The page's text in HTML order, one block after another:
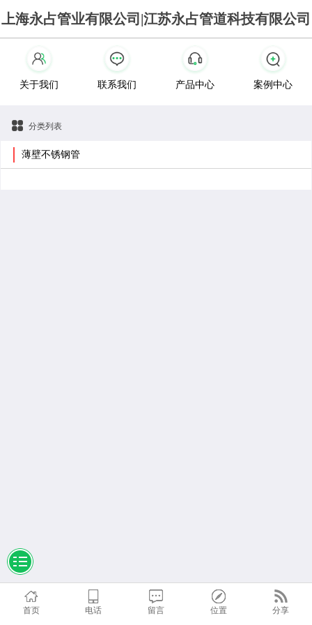
上海永占管业有限公司|江苏永占管道科技有限公司
关于我们 联系我们 产品中心 案例中心
分类列表
薄壁不锈钢管
首页 电话 留言 位置 分享